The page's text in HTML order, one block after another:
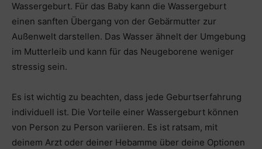
Wassergeburt. Für das Baby kann die Wassergeburt
einen sanften Übergang von der Gebärmutter zur
Außenwelt darstellen. Das Wasser ähnelt der Umgebung
im Mutterleib und kann für das Neugeborene weniger
stressig sein.
Es ist wichtig zu beachten, dass jede Geburtserfahrung
individuell ist. Die Vorteile einer Wassergeburt können
von Person zu Person variieren. Es ist ratsam, mit
deinem Arzt oder deiner Hebamme über deine Optionen